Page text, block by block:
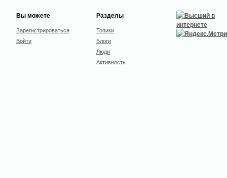
Вы можете
Зарегистрироваться
Войти
Разделы
Топики
Блоги
Люди
Активность